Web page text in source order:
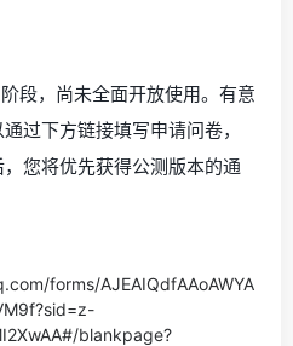
段，尚未全面开放使用。有意
过下方链接填写申请问卷，
您将优先获得公测版本的通
forms/AJEAIQdfAAoAWYA
blankpage?